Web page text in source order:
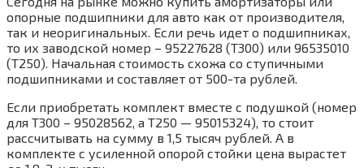
опорные подшипники для авто как от производителя,
так и неоригинальных. Если речь идет о подшипниках,
то их заводской номер – 95227628 (T300) или 96535010
(Т250). Начальная стоимость схожа со ступичными
подшипниками и составляет от 500-та рублей.
Если приобретать комплект вместе с подушкой (номер
для T300 – 95028562, а Т250 — 95015324), то стоит
рассчитывать на сумму в 1,5 тысяч рублей. А в
комплекте с усиленной опорой стойки цена вырастет